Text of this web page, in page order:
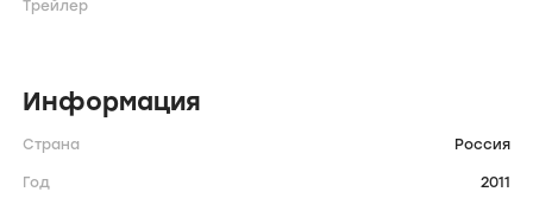
Трейлер
Информация
Страна Россия
Год 2011